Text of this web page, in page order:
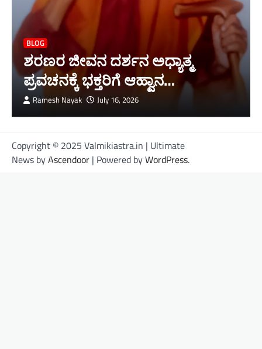
BLOG
ಶರಣರ ಜೀವನ ದರ್ಶನ ಅಧ್ಯಾತ್ಮ
ಪ್ರವಚನಕ್ಕೆ ಭಕ್ತರಿಗೆ ಆಹ್ವಾನ…
Ramesh Nayak July 16, 2026
Copyright © 2025 Valmikiastra.in | Ultimate
News byAscendoor | Powered byWordPress.